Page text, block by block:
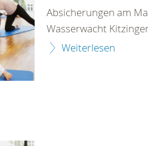
Absicherungen am
Wasserwacht
Weiterlesen